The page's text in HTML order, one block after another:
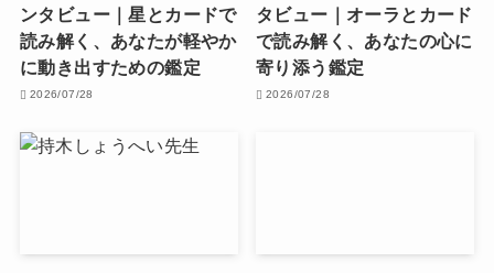
ンタビュー｜星とカードで
読み解く、あなたが軽やか
に動き出すための鑑定
2026/07/28
タビュー｜オーラとカード
で読み解く、あなたの心に
寄り添う鑑定
2026/07/28